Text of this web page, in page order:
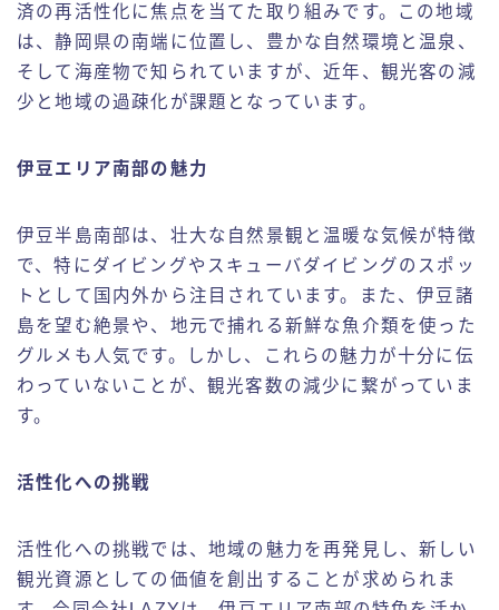
済の再活性化に焦点を当てた取り組みです。この地域
は、静岡県の南端に位置し、豊かな自然環境と温泉、
そして海産物で知られていますが、近年、観光客の減
少と地域の過疎化が課題となっています。
伊豆エリア南部の魅力
伊豆半島南部は、壮大な自然景観と温暖な気候が特徴
で、特にダイビングやスキューバダイビングのスポッ
トとして国内外から注目されています。また、伊豆諸
島を望む絶景や、地元で捕れる新鮮な魚介類を使った
グルメも人気です。しかし、これらの魅力が十分に伝
わっていないことが、観光客数の減少に繋がっていま
す。
活性化への挑戦
活性化への挑戦では、地域の魅力を再発見し、新しい
観光資源としての価値を創出することが求められま